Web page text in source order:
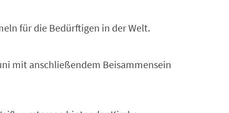
für die Bedürftigen in der Welt.
mit anschließendem Beisammensein